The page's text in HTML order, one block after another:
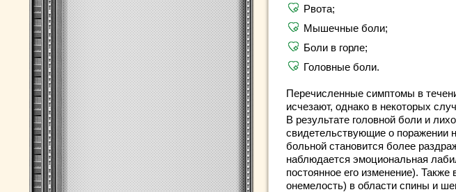
Рвота;
Мышечные боли;
Боли в горле;
Головные боли.
Перечисленные симптомы в
исчезают, однако в некоторых
В результате головной боли и
свидетельствующие о поражении
больной становится более
наблюдается эмоциональная
постоянное его изменение).
онемелость) в области спины и